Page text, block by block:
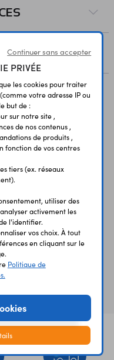
consulté
Continuer sans accepter
PRIVÉE
les cookies pour traiter
votre adresse IP ou
but de :
sur notre site ,
de nos contenus ,
de produits ,
fonction de vos centres
tiers (ex. réseaux
utiliser des
activement les
l'identifier.
vos choix. À tout
en cliquant sur le
Politique de